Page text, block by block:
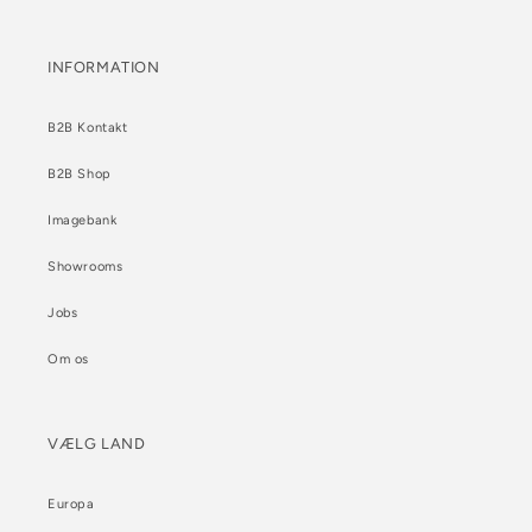
INFORMATION
B2B Kontakt
B2B Shop
Imagebank
Showrooms
Jobs
Om os
VÆLG LAND
Europa